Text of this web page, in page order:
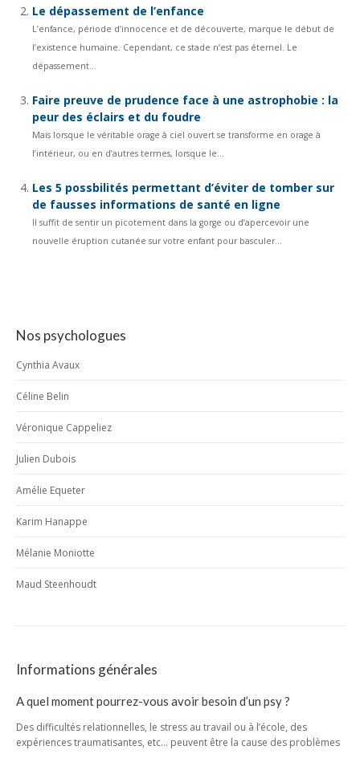
Le dépassement de l’enfance
L’enfance, période d’innocence et de découverte, marque le début de
l’existence humaine. Cependant, ce stade n’est pas éternel. Le
dépassement...
Faire preuve de prudence face à une astrophobie : la
peur des éclairs et du foudre
Mais lorsque le véritable orage à ciel ouvert se transforme en orage à
l’intérieur, ou en d’autres termes, lorsque le...
Les 5 possbilités permettant d’éviter de tomber sur
de fausses informations de santé en ligne
Il suffit de sentir un picotement dans la gorge ou d’apercevoir une
nouvelle éruption cutanée sur votre enfant pour basculer...
Nos psychologues
Cynthia Avaux
Céline Belin
Véronique Cappeliez
Julien Dubois
Amélie Equeter
Karim Hanappe
Mélanie Moniotte
Maud Steenhoudt
Informations générales
A quel moment pourrez-vous avoir besoin d’un psy ?
Des difficultés relationnelles, le stress au travail ou à l’école, des
expériences traumatisantes, etc… peuvent être la cause des problèmes